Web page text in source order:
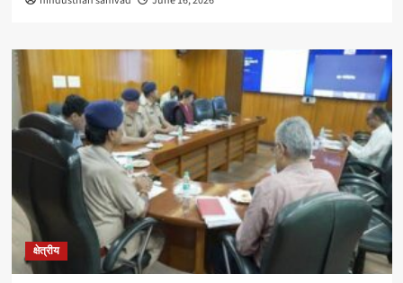
क्षेत्रीय